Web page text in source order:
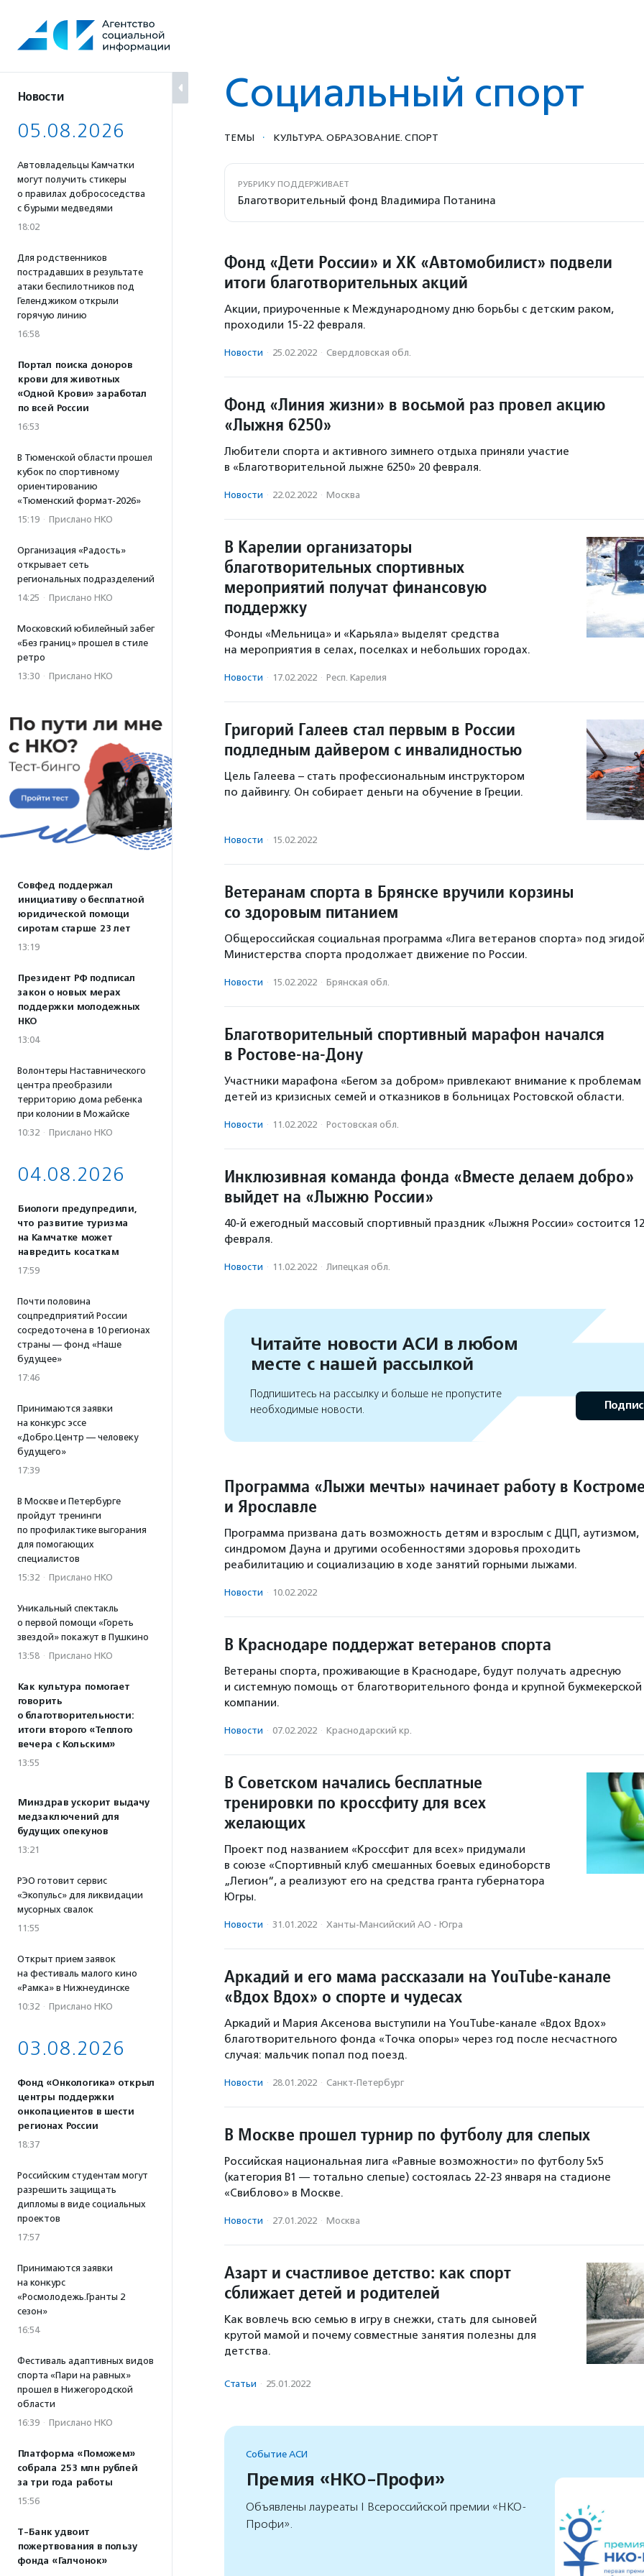
содержанию
Новости
05.08.2026
Автовладельцы Камчатки
могут получить стикеры
о правилах добрососедства
с бурыми медведями
18:02
Для родственников
пострадавших в результате
атаки беспилотников под
Геленджиком открыли
горячую линию
16:58
Портал поиска доноров
крови для животных
«Одной Крови» заработал
по всей России
16:53
В Тюменской области прошел
кубок по спортивному
ориентированию
«Тюменский формат-2026»
15:19 · Прислано НКО
Организация «Радость»
открывает сеть
региональных подразделений
14:25 · Прислано НКО
Московский юбилейный забег
«Без границ» прошел в стиле
ретро
13:30 · Прислано НКО
Совфед поддержал
инициативу о бесплатной
юридической помощи
сиротам старше 23 лет
13:19
Президент РФ подписал
закон о новых мерах
поддержки молодежных
НКО
13:04
Волонтеры Наставнического
центра преобразили
территорию дома ребенка
при колонии в Можайске
10:32 · Прислано НКО
04.08.2026
Биологи предупредили,
что развитие туризма
на Камчатке может
навредить косаткам
17:59
Почти половина
соцпредприятий России
сосредоточена в 10 регионах
страны — фонд «Наше
будущее»
17:46
Принимаются заявки
на конкурс эссе
«Добро.Центр — человеку
будущего»
17:39
В Москве и Петербурге
пройдут тренинги
по профилактике выгорания
для помогающих
специалистов
15:32 · Прислано НКО
Уникальный спектакль
о первой помощи «Гореть
звездой» покажут в Пушкино
13:58 · Прислано НКО
Как культура помогает
говорить
о благотворительности:
итоги второго «Теплого
вечера с Кольским»
13:55
Минздрав ускорит выдачу
медзаключений для
будущих опекунов
13:21
РЭО готовит сервис
«Экопульс» для ликвидации
мусорных свалок
11:55
Открыт прием заявок
на фестиваль малого кино
«Рамка» в Нижнеудинске
10:32 · Прислано НКО
03.08.2026
Фонд «Онкологика» открыл
центры поддержки
онкопациентов в шести
регионах России
18:37
Российским студентам могут
разрешить защищать
дипломы в виде социальных
проектов
17:57
Принимаются заявки
на конкурс
«Росмолодежь.Гранты 2
сезон»
16:54
Фестиваль адаптивных видов
спорта «Пари на равных»
прошел в Нижегородской
области
16:39 · Прислано НКО
Платформа «Поможем»
собрала 253 млн рублей
за три года работы
15:56
Т-Банк удвоит
пожертвования в пользу
фонда «Галчонок»
Социальный спорт
ТЕМЫ · КУЛЬТУРА. ОБРАЗОВАНИЕ. СПОРТ
РУБРИКУ ПОДДЕРЖИВАЕТ
Благотворительный фонд Владимира Потанина
Фонд «Дети России» и ХК «Автомобилист» подвели
итоги благотворительных акций
Акции, приуроченные к Международному дню борьбы с детским раком,
проходили 15-22 февраля.
Новости · 25.02.2022 · Свердловская обл.
Фонд «Линия жизни» в восьмой раз провел акцию
«Лыжня 6250»
Любители спорта и активного зимнего отдыха приняли участие
в «Благотворительной лыжне 6250» 20 февраля.
Новости · 22.02.2022 · Москва
В Карелии организаторы
благотворительных спортивных
мероприятий получат финансовую
поддержку
Фонды «Мельница» и «Карьяла» выделят средства
на мероприятия в селах, поселках и небольших городах.
Новости · 17.02.2022 · Респ. Карелия
Григорий Галеев стал первым в России
подледным дайвером с инвалидностью
Цель Галеева – стать профессиональным инструктором
по дайвингу. Он собирает деньги на обучение в Греции.
Новости · 15.02.2022
Ветеранам спорта в Брянске вручили корзины
со здоровым питанием
Общероссийская социальная программа «Лига ветеранов спорта» под
Министерства спорта продолжает движение по России.
Новости · 15.02.2022 · Брянская обл.
Благотворительный спортивный марафон начался
в Ростове-на-Дону
Участники марафона «Бегом за добром» привлекают внимание к проблемам
детей из кризисных семей и отказников в больницах Ростовской области.
Новости · 11.02.2022 · Ростовская обл.
Инклюзивная команда фонда «Вместе делаем добро»
выйдет на «Лыжню России»
40-й ежегодный массовый спортивный праздник «Лыжня России» состоится 12
февраля.
Новости · 11.02.2022 · Липецкая обл.
Читайте новости АСИ в любом
месте с нашей рассылкой
Подпишитесь на рассылку и больше не пропустите
необходимые новости.
Программа «Лыжи мечты» начинает работу в
и Ярославле
Программа призвана дать возможность детям и взрослым с ДЦП, аутизмом,
синдромом Дауна и другими особенностями здоровья проходить
реабилитацию и социализацию в ходе занятий горными лыжами.
Новости · 10.02.2022
В Краснодаре поддержат ветеранов спорта
Ветераны спорта, проживающие в Краснодаре, будут получать адресную
и системную помощь от благотворительного фонда и крупной букмекерской
компании.
Новости · 07.02.2022 · Краснодарский кр.
В Советском начались бесплатные
тренировки по кроссфиту для всех
желающих
Проект под названием «Кроссфит для всех» придумали
в союзе «Спортивный клуб смешанных боевых единоборств
„Легион“, а реализуют его на средства гранта губернатора
Югры.
Новости · 31.01.2022 · Ханты-Мансийский АО - Югра
Аркадий и его мама рассказали на YouTube-канале
«Вдох Вдох» о спорте и чудесах
Аркадий и Мария Аксенова выступили на YouTube-канале «Вдох Вдох»
благотворительного фонда «Точка опоры» через год после несчастного
случая: мальчик попал под поезд.
Новости · 28.01.2022 · Санкт-Петербург
В Москве прошел турнир по футболу для слепых
Российская национальная лига «Равные возможности» по футболу 5х5
(категория В1 — тотально слепые) состоялась 22-23 января на стадионе
«Свиблово» в Москве.
Новости · 27.01.2022 · Москва
Азарт и счастливое детство: как спорт
сближает детей и родителей
Как вовлечь всю семью в игру в снежки, стать для сыновей
крутой мамой и почему совместные занятия полезны для
детства.
Статьи · 25.01.2022
Событие АСИ
Премия «НКО-Профи»
Объявлены лауреаты I Всероссийской премии «НКО-
Профи».